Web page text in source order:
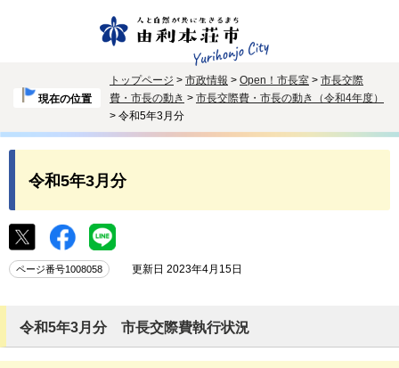
現在の位置
トップページ > 市政情報 > Open！市長室 > 市長交際
費・市長の動き > 市長交際費・市長の動き（令和4年度）
> 令和5年3月分
令和5年3月分
ページ番号1008058 更新日 2023年4月15日
令和5年3月分 市長交際費執行状況